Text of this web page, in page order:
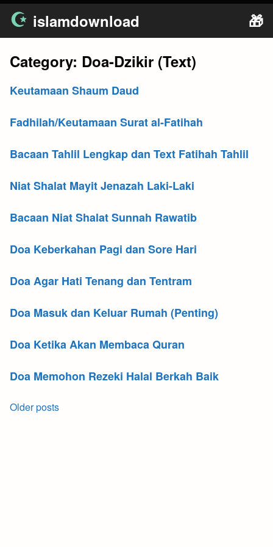
Skip
content
islamdownload
🎁
Category: Doa-Dzikir (Text)
Keutamaan Shaum Daud
Fadhilah/Keutamaan Surat al-Fatihah
Bacaan Tahlil Lengkap dan Text Fatihah Tahlil
Niat Shalat Mayit Jenazah Laki-Laki
Bacaan Niat Shalat Sunnah Rawatib
Doa Keberkahan Pagi dan Sore Hari
Doa Agar Hati Tenang dan Tentram
Doa Masuk dan Keluar Rumah (Penting)
Doa Ketika Akan Membaca Quran
Doa Memohon Rezeki Halal Berkah Baik
Posts
Older posts